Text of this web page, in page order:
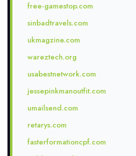
free-gamestop.com
sinbadtravels.com
ukmagzine.com
wareztech.org
usabestnetwork.com
jessepinkmanoutfit.com
umailsend.com
retarys.com
fasterformationcpf.com